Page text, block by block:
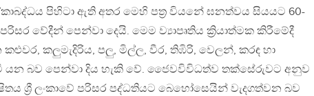
පිහිටා ඇති අතර මෙහි පත්‍ර වියනේ ඝනත්වය සියයට 60-
වේදීන් පෙන්වා දෙයි. මෙම ව්‍යාපෘතිය ක්‍රියාත්මක කිරීමේදී
කලුමැදිරිය, පලු, මිල්ල, වීර, තිඹිරි, වෙලන්, කරඳ හා
යන බව පෙන්වා දිය හැකි වේ. ජෛවවිවිධත්ව තක්සේරුවට අනුව
ශ්‍රී ලංකාවේ පරිසර පද්ධතියට බෙහෝසෙයින් වැදගත්වන බව